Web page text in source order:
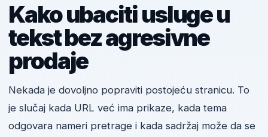
Kako ubaciti usluge u
tekst bez agresivne
prodaje
Nekada je dovoljno popraviti postojeću stranicu. To
je slučaj kada URL već ima prikaze, kada tema
odgovara nameri pretrage i kada sadržaj može da se